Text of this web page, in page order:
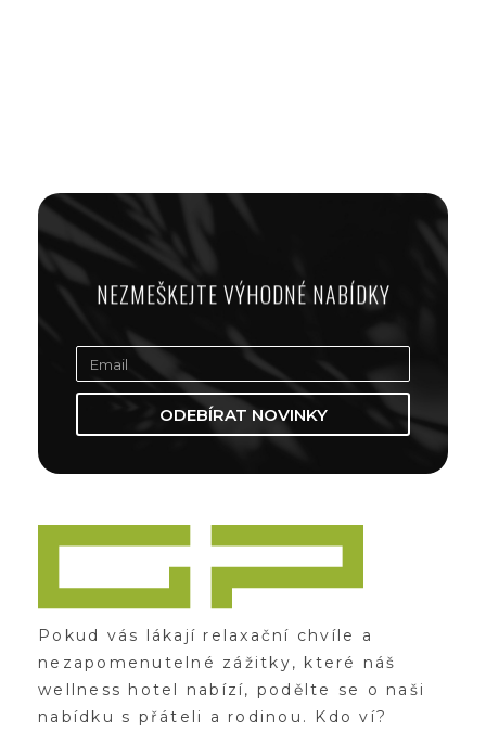
NEZMEŠKEJTE VÝHODNÉ NABÍDKY
ODEBÍRAT NOVINKY
Zážitky Green Paradise
Pokud vás lákají relaxační chvíle a
nezapomenutelné zážitky, které náš
wellness hotel nabízí, podělte se o naši
nabídku s přáteli a rodinou. Kdo ví?